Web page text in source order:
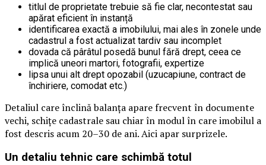
titlul de proprietate trebuie să fie clar, necontestat sau
apărat eficient în instanță
identificarea exactă a imobilului, mai ales în zonele unde
cadastrul a fost actualizat tardiv sau incomplet
dovada că pârâtul posedă bunul fără drept, ceea ce
implică uneori martori, fotografii, expertize
lipsa unui alt drept opozabil (uzucapiune, contract de
închiriere, comodat etc.)
Detaliul care înclină balanța apare frecvent în documente
vechi, schițe cadastrale sau chiar în modul în care imobilul a
fost descris acum 20–30 de ani. Aici apar surprizele.
Un detaliu tehnic care schimbă totul